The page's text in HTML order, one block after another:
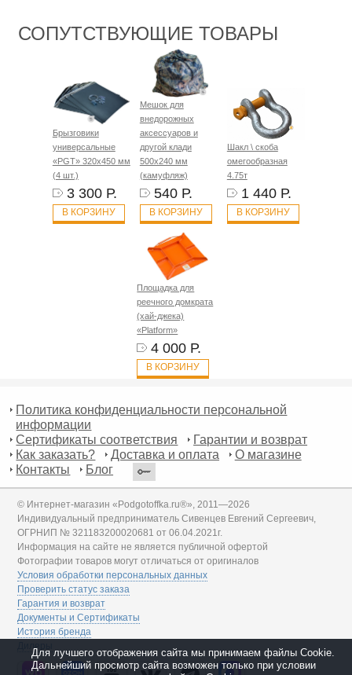
СОПУТСТВУЮЩИЕ ТОВАРЫ
Брызговики
универсальные
«PGT» 320х450 мм
(4 шт.)
3 300 Р.
В КОРЗИНУ
Мешок для
внедорожных
аксессуаров и
другой клади
500х240 мм
(камуфляж)
540 Р.
В КОРЗИНУ
Шакл \ скоба
омегообразная
4.75т
1 440 Р.
В КОРЗИНУ
Площадка для
реечного домкрата
(хай-джека)
«Platform»
4 000 Р.
В КОРЗИНУ
Политика конфиденциальности персональной
информации
Сертификаты соответствия
Гарантии и возврат
Как заказать?
Доставка и оплата
О магазине
Контакты
Блог
© Интернет-магазин «Podgotoffka.ru®», 2011—2026
Индивидуальный предприниматель Сивенцев Евгений Сергеевич,
ОГРНИП № 321183200020681 от 06.04.2021г.
Информация на сайте не является публичной офертой
Фотографии товаров могут отличаться от оригиналов
Условия обработки персональных данных
Проверить статус заказа
Гарантия и возврат
Документы и Сертификаты
История бренда
Дилеры
Для лучшего отображения сайта мы принимаем файлы Cookie.
Дальнейший просмотр сайта возможен только при условии